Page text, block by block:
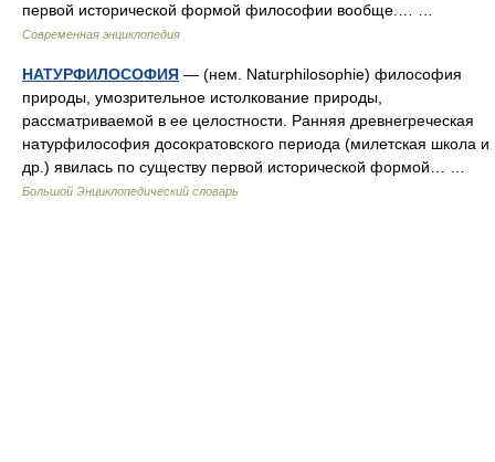
первой исторической формой философии вообще.… …
Современная энциклопедия
НАТУРФИЛОСОФИЯ — (нем. Naturphilosophie) философия
природы, умозрительное истолкование природы,
рассматриваемой в ее целостности. Ранняя древнегреческая
натурфилософия досократовского периода (милетская школа и
др.) явилась по существу первой исторической формой… …
Большой Энциклопедический словарь